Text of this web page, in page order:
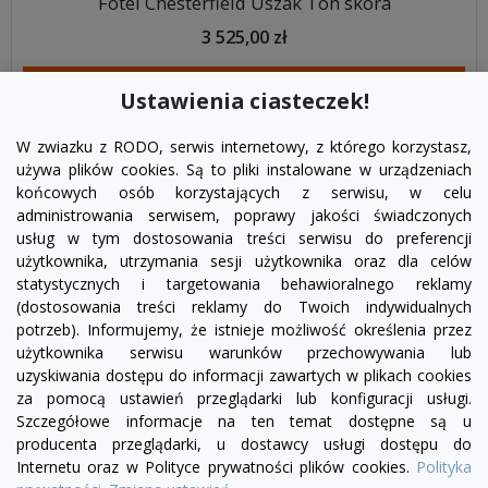
3 525,00 zł
FacebookYouTubePinterest
Ustawienia ciasteczek!
W zwiazku z RODO, serwis internetowy, z którego korzystasz,
używa plików cookies. Są to pliki instalowane w urządzeniach
końcowych osób korzystających z serwisu, w celu
administrowania serwisem, poprawy jakości świadczonych
usług w tym dostosowania treści serwisu do preferencji
użytkownika, utrzymania sesji użytkownika oraz dla celów
statystycznych i targetowania behawioralnego reklamy
(dostosowania treści reklamy do Twoich indywidualnych
potrzeb). Informujemy, że istnieje możliwość określenia przez
użytkownika serwisu warunków przechowywania lub
uzyskiwania dostępu do informacji zawartych w plikach cookies
za pomocą ustawień przeglądarki lub konfiguracji usługi.
Szczegółowe informacje na ten temat dostępne są u
producenta przeglądarki, u dostawcy usługi dostępu do
Internetu oraz w Polityce prywatności plików cookies. Polityka
PRODUKTY

INFORMACJE
